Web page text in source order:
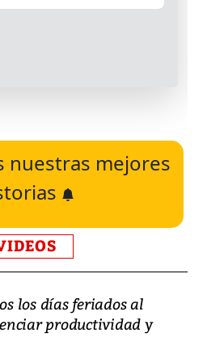
nuestras mejores
los días feriados al
productividad y